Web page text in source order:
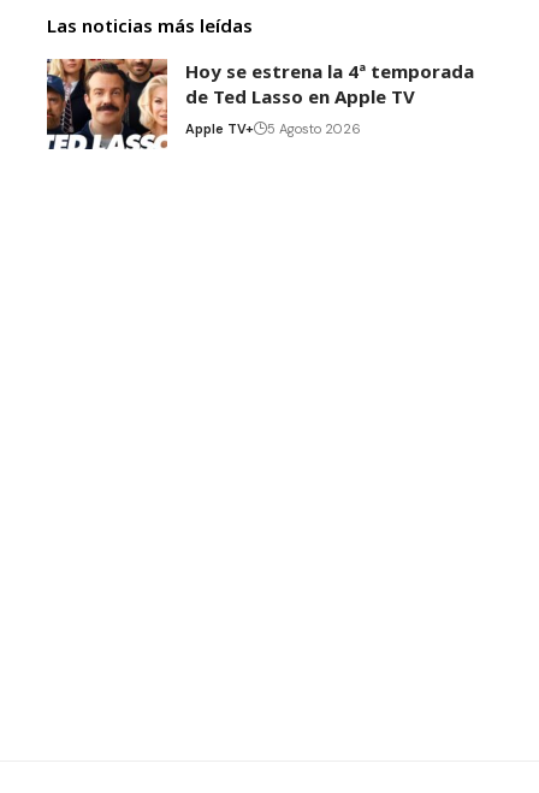
Las noticias más leídas
Hoy se estrena la 4ª temporada
de Ted Lasso en Apple TV
Apple TV+ 5 Agosto 2026